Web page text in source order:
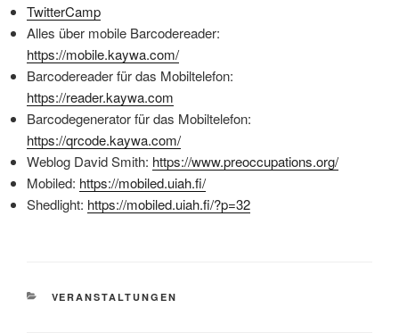
TwitterCamp
Alles über mobile Barcodereader:
https://mobile.kaywa.com/
Barcodereader für das Mobiltelefon:
https://reader.kaywa.com
Barcodegenerator für das Mobiltelefon:
https://qrcode.kaywa.com/
Weblog David Smith: https://www.preoccupations.org/
Mobiled: https://mobiled.uiah.fi/
Shedlight: https://mobiled.uiah.fi/?p=32
KATEGORIEN
VERANSTALTUNGEN